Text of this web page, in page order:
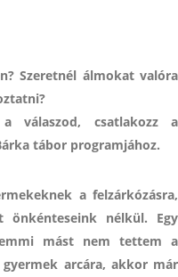
Szeretnél álmokat valóra
válaszod, csatlakozz a
tábor programjához.
a felzárkózásra,
nélkül. Egy
mást nem tettem a
arcára, akkor már